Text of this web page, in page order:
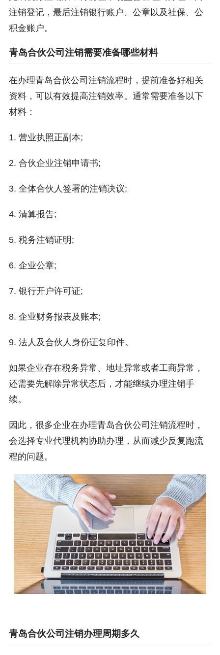
注销登记，最后注销银行账户、公章以及社保、公
积金账户。
青岛合伙公司注销需要准备哪些材料
在办理青岛合伙公司注销流程时，提前准备好相关
资料，可以有效提高注销效率。通常需要准备以下
材料：
1. 营业执照正副本;
2. 合伙企业注销申请书;
3. 全体合伙人签署的注销决议;
4. 清算报告;
5. 税务注销证明;
6. 企业公章;
7. 银行开户许可证;
8. 企业财务报表及账本;
9. 法人及合伙人身份证复印件。
如果企业存在税务异常、地址异常或者工商异常，
还需要先解除异常状态后，才能继续办理注销手
续。
因此，很多企业在办理青岛合伙公司注销流程时，
会选择专业代理机构协助办理，从而减少反复跑流
程的问题。
青岛合伙公司注销办理周期多久